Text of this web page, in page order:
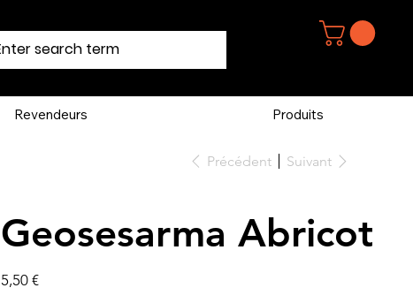
Revendeurs Produits
Précédent Suivant
Geosesarma Abricot
5,50 €